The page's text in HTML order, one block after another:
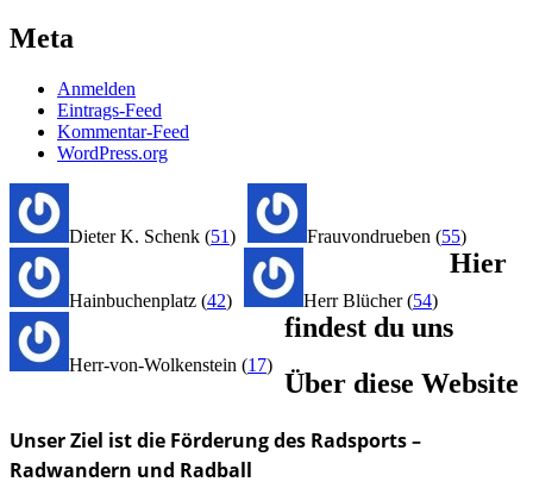
Meta
Anmelden
Eintrags-Feed
Kommentar-Feed
WordPress.org
Dieter K. Schenk (51) Frauvondrueben (55)
Hainbuchenplatz (42) Herr Blücher(54)
Herr-von-Wolkenstein (17)
Hier
findest du uns
Über diese Website
Unser Ziel ist die Förderung des Radsports –
Radwandern und Radball